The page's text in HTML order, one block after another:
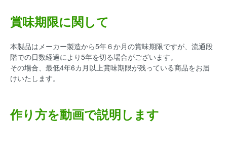
賞味期限に関して
本製品はメーカー製造から5年６か月の賞味期限ですが、流通段
階での日数経過により5年を切る場合がございます。
その場合、最低4年6カ月以上賞味期限が残っている商品をお届
けいたします。
作り方を動画で説明します